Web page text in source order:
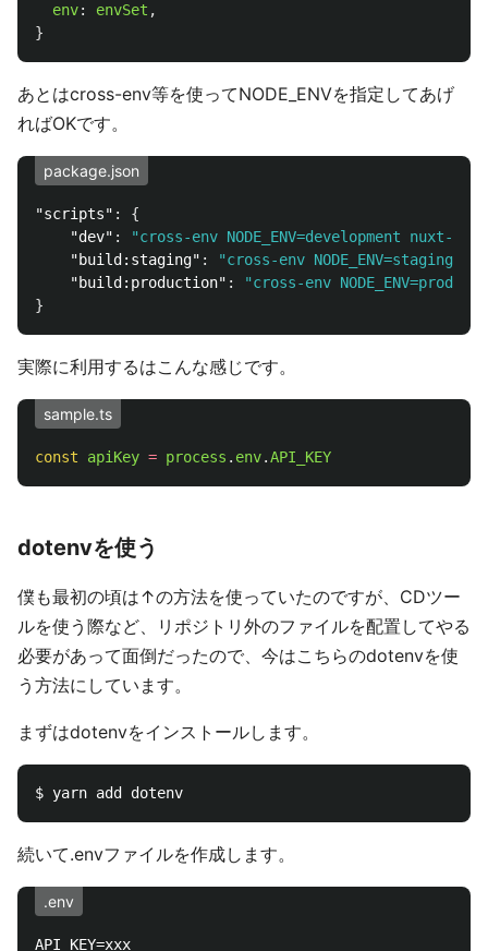
env: envSet ,
}
あとはcross-env等を使ってNODE_ENVを指定してあげ
ればOKです。
package.json
"scripts" :
{
"dev" : "cross-env NODE_ENV=development nuxt-ts"
"build:staging" :
"cross-env NODE_ENV=staging
"build:production" :
"cross-env
}
実際に利用するはこんな感じです。
sample.ts
const apiKey = process . env.API_KEY
dotenvを使う
僕も最初の頃は↑の方法を使っていたのですが、CDツー
ルを使う際など、リポジトリ外のファイルを配置してやる
必要があって面倒だったので、今はこちらのdotenvを使
う方法にしています。
まずはdotenvをインストールします。
続いて.envファイルを作成します。
.env
API_KEY=xxx